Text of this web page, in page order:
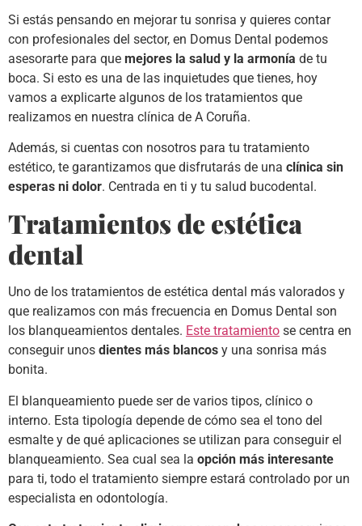
Si estás pensando en mejorar tu sonrisa y quieres contar
con profesionales del sector, en Domus Dental podemos
asesorarte para que mejores la salud y la armonía de tu
boca. Si esto es una de las inquietudes que tienes, hoy
vamos a explicarte algunos de los tratamientos que
realizamos en nuestra clínica de A Coruña.
Además, si cuentas con nosotros para tu tratamiento
estético, te garantizamos que disfrutarás de una clínica sin
esperas ni dolor. Centrada en ti y tu salud bucodental.
Tratamientos de estética
dental
Uno de los tratamientos de estética dental más valorados y
que realizamos con más frecuencia en Domus Dental son
los blanqueamientos dentales. Este tratamiento se centra en
conseguir unos dientes más blancos y una sonrisa más
bonita.
El blanqueamiento puede ser de varios tipos, clínico o
interno. Esta tipología depende de cómo sea el tono del
esmalte y de qué aplicaciones se utilizan para conseguir el
blanqueamiento. Sea cual sea la opción más interesante
para ti, todo el tratamiento siempre estará controlado por un
especialista en odontología.